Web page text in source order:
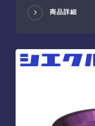
商品詳細